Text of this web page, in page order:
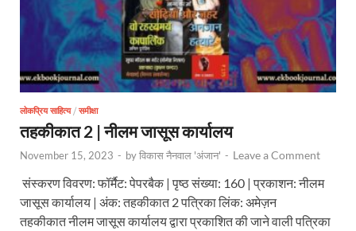
लोकप्रिय साहित्य/ समीक्षा
तहकीकात 2 | नीलम जासूस कार्यालय
November 15, 2023 - byविकास नैनवाल 'अंजान' - Leave a Comment
संस्करण विवरण: फॉर्मैट: पेपरबैक | पृष्ठ संख्या: 160 | प्रकाशन: नीलम
जासूस कार्यालय | अंक: तहकीकात 2 पत्रिका लिंक: अमेज़न
तहकीकात नीलम जासूस कार्यालय द्वारा प्रकाशित की जाने वाली पत्रिका